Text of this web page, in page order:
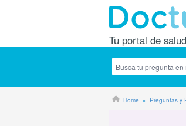
Tu portal de salud
Home Preguntas y